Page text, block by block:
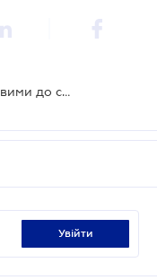
До 1 жовтня е-лікарняні стають готовими до сплати через 5 днів після закриття
увійти